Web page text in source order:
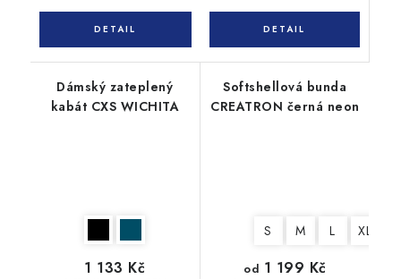
Dámský zateplený
kabát CXS WICHITA
1 133 Kč
Softshellová bunda
CREATRON černá neon
S M L XL
od 1 199 Kč